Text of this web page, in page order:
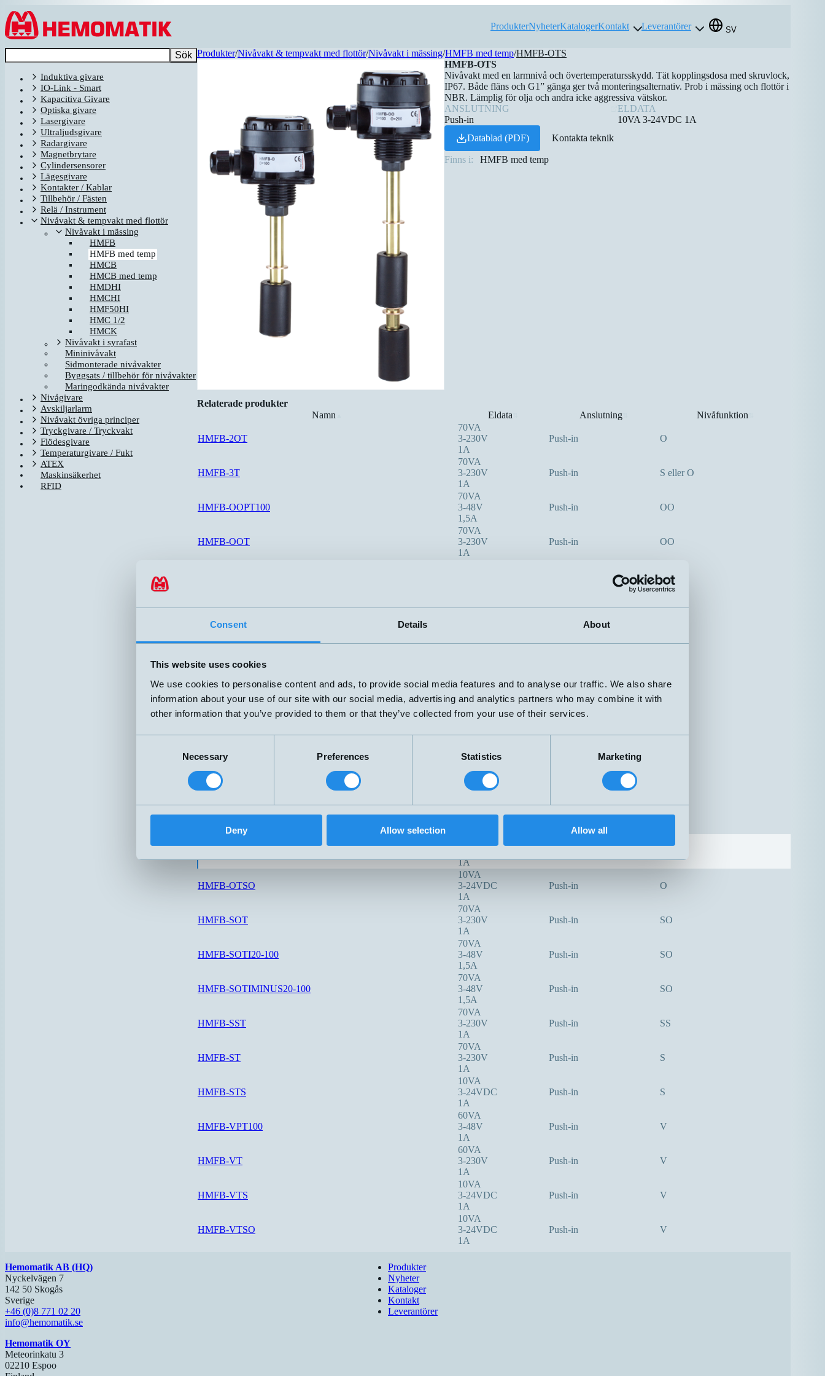
Consent Details About
This website uses cookies
We use cookies to personalise content and ads, to provide social media features and to analyse our traffic. We also share
information about your use of our site with our social media, advertising and analytics partners who may combine it with
other information that you’ve provided to them or that they’ve collected from your use of their services.
Necessary Preferences Statistics Marketing
Deny Allow selection Allow all
Hoppa till innehållet
ProdukterNyheterKatalogerKontakt Leverantörer SV
Sök
Induktiva givare
IO-Link - Smart
Kapacitiva Givare
Optiska givare
Lasergivare
Ultraljudsgivare
Radargivare
Magnetbrytare
Cylindersensorer
Lägesgivare
Kontakter / Kablar
Tillbehör / Fästen
Relä / Instrument
Nivåvakt & tempvakt med flottör
Nivåvakt i mässing
HMFB
HMFB med temp
HMCB
HMCB med temp
HMDHI
HMCHI
HMF50HI
HMC 1/2
HMCK
Nivåvakt i syrafast
Mininivåvakt
Sidmonterade nivåvakter
Byggsats / tillbehör för nivåvakter
Maringodkända nivåvakter
Nivågivare
Avskiljarlarm
Nivåvakt övriga principer
Tryckgivare / Tryckvakt
Flödesgivare
Temperaturgivare / Fukt
ATEX
Maskinsäkerhet
RFID
Produkter/Nivåvakt & tempvakt med flottör/Nivåvakt i mässing/HMFB med temp/HMFB-OTS
HMFB-OTS
Nivåvakt med en larmnivå och övertemperatursskydd. Tät kopplingsdosa med skruvlock,
IP67. Både fläns och G1” gänga ger två monteringsalternativ. Prob i mässing och flottör i
NBR. Lämplig för olja och andra icke aggressiva vätskor.
ANSLUTNING
Push-in
ELDATA
10VA 3-24VDC 1A
Datablad (PDF)
Kontakta teknik
Finns i: HMFB med temp
Relaterade produkter
Namn
Eldata Anslutning Nivåfunktion
HMFB-2OT
70VA
3-230V
1A
Push-in O
HMFB-3T
70VA
3-230V
1A
Push-in S eller O
HMFB-OOPT100
70VA
3-48V
1,5A
Push-in OO
HMFB-OOT
70VA
3-230V
1A
Push-in OO
OO
HMFB-OOTIMINUS20-100
3-48V
Push-in OO
HMFB-OPT100
3-48V
Push-in O
HMFB-OQT
3-48V
1,5A
HMFB-OST
70VA
3-230V
Push-in
70VA
1A
HMFB-OTI20-100
70VA
3-48V
1,5A
HMFB-OTIMINUS20-100
70VA
3-48V
Push-in O
1A
HMFB-OTSO
10VA
3-24VDC
1A
Push-in O
HMFB-SOT
70VA
3-230V
1A
Push-in SO
HMFB-SOTI20-100
70VA
3-48V
1,5A
Push-in SO
HMFB-SOTIMINUS20-100
70VA
3-48V
1,5A
Push-in SO
HMFB-SST
70VA
3-230V
1A
Push-in SS
HMFB-ST
70VA
3-230V
1A
Push-in S
HMFB-STS
10VA
3-24VDC
1A
Push-in S
HMFB-VPT100
60VA
3-48V
1A
Push-in V
HMFB-VT
60VA
3-230V
1A
Push-in V
HMFB-VTS
10VA
3-24VDC
1A
Push-in V
HMFB-VTSO
10VA
3-24VDC
1A
Push-in V
Hemomatik AB (HQ)
Nyckelvägen 7
142 50 Skogås
Sverige
+46 (0)8 771 02 20
info@hemomatik.se
Hemomatik OY
Meteorinkatu 3
02210 Espoo
Produkter
Nyheter
Kataloger
Kontakt
Leverantörer